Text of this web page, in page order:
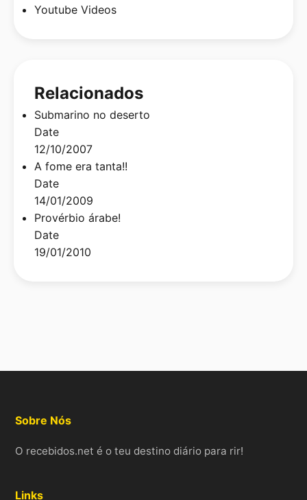
Youtube Videos
Relacionados
Submarino no deserto
Date
12/10/2007
A fome era tanta!!
Date
14/01/2009
Provérbio árabe!
Date
19/01/2010
Sobre Nós
O recebidos.net é o teu destino diário para rir!
Links